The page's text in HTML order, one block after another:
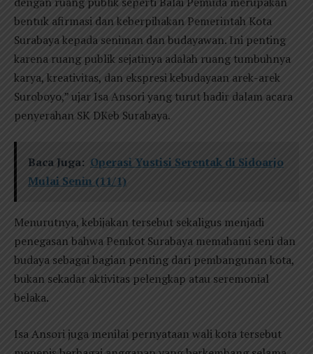
bentuk afirmasi dan keberpihakan Pemerintah Kota
Surabaya kepada seniman dan budayawan. Ini penting
karena ruang publik sejatinya adalah ruang tumbuhnya
karya, kreativitas, dan ekspresi kebudayaan arek-arek
Suroboyo,” ujar Isa Ansori yang turut hadir dalam acara
penyerahan SK DKeb Surabaya.
Baca Juga: Operasi Yustisi Serentak di Sidoarjo
Mulai Senin (11/1)
Menurutnya, kebijakan tersebut sekaligus menjadi
penegasan bahwa Pemkot Surabaya memahami seni dan
budaya sebagai bagian penting dari pembangunan kota,
bukan sekadar aktivitas pelengkap atau seremonial
belaka.
Isa Ansori juga menilai pernyataan wali kota tersebut